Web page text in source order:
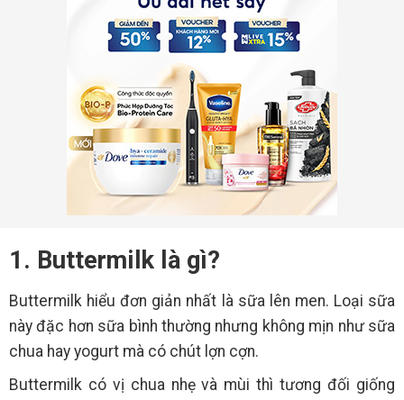
1. Buttermilk là gì?
Buttermilk hiểu đơn giản nhất là sữa lên men. Loại sữa
này đặc hơn sữa bình thường nhưng không mịn như sữa
chua hay yogurt mà có chút lợn cợn.
Buttermilk có vị chua nhẹ và mùi thì tương đối giống